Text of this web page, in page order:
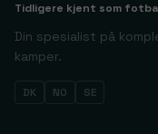
Tidligere kjent som
Din spesialist på
kamper.
DK NO SE